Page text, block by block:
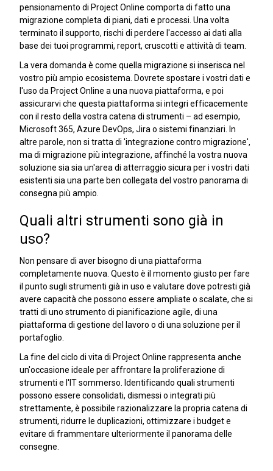
pensionamento di Project Online comporta di fatto una
migrazione completa di piani, dati e processi. Una volta
terminato il supporto, rischi di perdere l'accesso ai dati alla
base dei tuoi programmi, report, cruscotti e attività di team.
La vera domanda è come quella migrazione si inserisca nel
vostro più ampio ecosistema. Dovrete spostare i vostri dati e
l'uso da Project Online a una nuova piattaforma, e poi
assicurarvi che questa piattaforma si integri efficacemente
con il resto della vostra catena di strumenti – ad esempio,
Microsoft 365, Azure DevOps, Jira o sistemi finanziari. In
altre parole, non si tratta di 'integrazione contro migrazione',
ma di migrazione più integrazione, affinché la vostra nuova
soluzione sia sia un'area di atterraggio sicura per i vostri dati
esistenti sia una parte ben collegata del vostro panorama di
consegna più ampio.
Quali altri strumenti sono già in
uso?
Non pensare di aver bisogno di una piattaforma
completamente nuova. Questo è il momento giusto per fare
il punto sugli strumenti già in uso e valutare dove potresti già
avere capacità che possono essere ampliate o scalate, che si
tratti di uno strumento di pianificazione agile, di una
piattaforma di gestione del lavoro o di una soluzione per il
portafoglio.
La fine del ciclo di vita di Project Online rappresenta anche
un'occasione ideale per affrontare la proliferazione di
strumenti e l'IT sommerso. Identificando quali strumenti
possono essere consolidati, dismessi o integrati più
strettamente, è possibile razionalizzare la propria catena di
strumenti, ridurre le duplicazioni, ottimizzare i budget e
evitare di frammentare ulteriormente il panorama delle
consegne.